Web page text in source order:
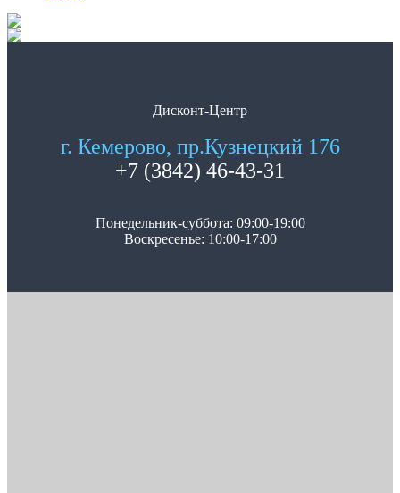
Дисконт-Центр
г. Кемерово, пр.Кузнецкий 176
+7 (3842) 46-43-31
Понедельник-суббота: 09:00-19:00
Воскресенье: 10:00-17:00